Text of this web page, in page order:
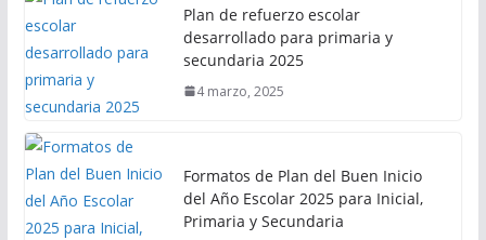
Plan de refuerzo escolar
desarrollado para primaria y
secundaria 2025
4 marzo, 2025
Formatos de Plan del Buen Inicio
del Año Escolar 2025 para Inicial,
Primaria y Secundaria